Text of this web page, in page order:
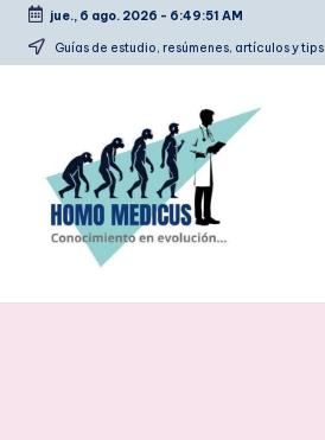
Saltar
jue., 6 ago. 2026 - 6:49:52 AM
Guías de estudio, resúmenes, artículos y tips